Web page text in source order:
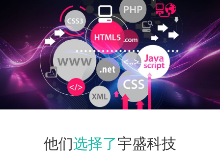
他们选择了宇盛科技